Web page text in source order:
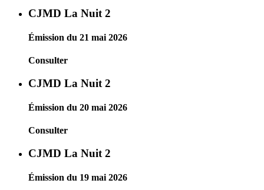
CJMD La Nuit 2
Émission du 21 mai 2026
Consulter
CJMD La Nuit 2
Émission du 20 mai 2026
Consulter
CJMD La Nuit 2
Émission du 19 mai 2026